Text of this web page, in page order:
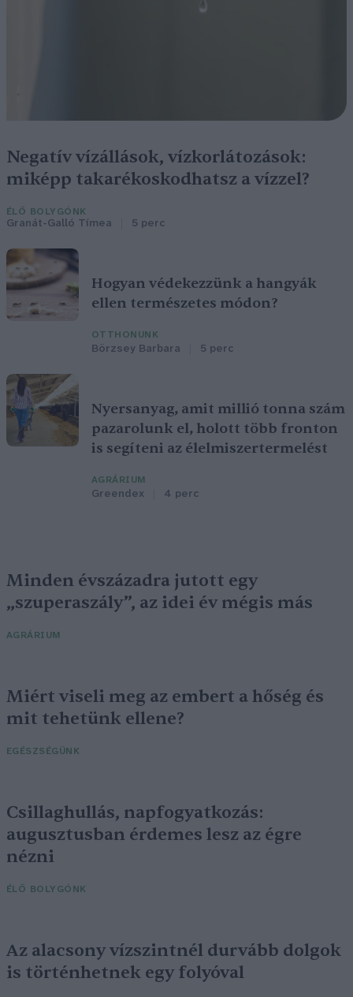
Negatív vízállások, vízkorlátozások:
miképp takarékoskodhatsz a vízzel?
ÉLŐ BOLYGÓNK
Granát-Galló Tímea 5 perc
Hogyan védekezzünk a hangyák
ellen természetes módon?
OTTHONUNK
Börzsey Barbara 5 perc
Nyersanyag, amit millió tonna szám
pazarolunk el, holott több fronton
is segíteni az élelmiszertermelést
AGRÁRIUM
Greendex 4 perc
Minden évszázadra jutott egy
„szuperaszály”, az idei év mégis más
AGRÁRIUM
Miért viseli meg az embert a hőség és
mit tehetünk ellene?
EGÉSZSÉGÜNK
Csillaghullás, napfogyatkozás:
augusztusban érdemes lesz az égre
nézni
ÉLŐ BOLYGÓNK
Az alacsony vízszintnél durvább dolgok
is történhetnek egy folyóval